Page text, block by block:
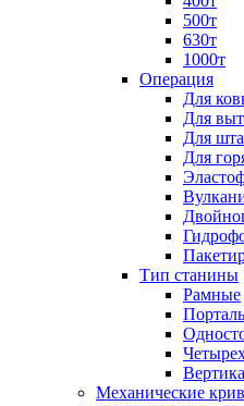
500т
630т
1000т
Операция
Для
Для
Для
Для
Тип станины
Рамные
Механические